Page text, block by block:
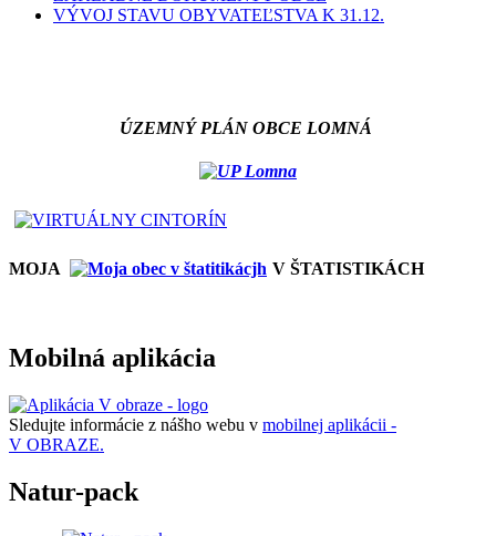
VÝVOJ STAVU OBYVATEĽSTVA K 31.12.
ÚZEMNÝ PLÁN OBCE LOMNÁ
MOJA V ŠTATISTIKÁCH
Mobilná aplikácia
Sledujte informácie z nášho webu v mobilnej aplikácii -
V OBRAZE.
Natur-pack